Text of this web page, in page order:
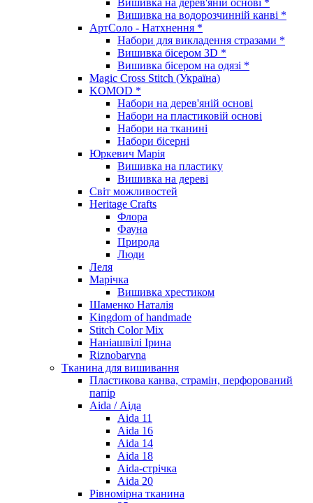
Вишивка на водорозчинній канві *
АртСоло - Натхнення *
Набори для викладення стразами *
Вишивка бісером 3D *
Вишивка бісером на одязі *
Magic Cross Stitch (Україна)
KOMOD *
Набори на дерев'яній основі
Набори на пластиковій основі
Набори на тканині
Набори бісерні
Юркевич Марія
Вишивка на пластику
Вишивка на дереві
Світ можливостей
Heritage Crafts
Флора
Фауна
Природа
Люди
Леля
Марічка
Вишивка хрестиком
Шаменко Наталія
Kingdom of handmade
Stitch Color Mix
Наніашвілі Ірина
Riznobarvna
Тканина для вишивання
Пластикова канва, страмін, перфорований
папір
Aida / Аіда
Aida 11
Aida 16
Aida 14
Aida 18
Aida-стрічка
Aida 20
Рівномірна тканина